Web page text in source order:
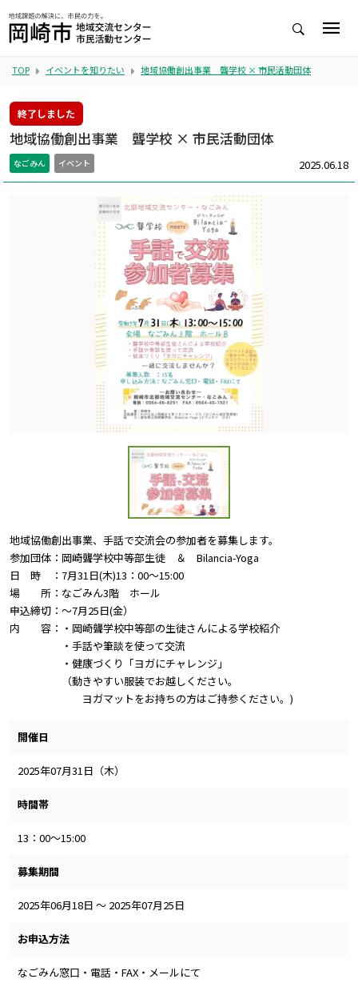
TOP イベントを知りたい 地域協働創出事業 聾学校 × 市民活動団体
終了しました
地域協働創出事業 聾学校 × 市民活動団体
なごみん イベント 2025.06.18
地域協働創出事業、手話で交流会の参加者を募集します。
参加団体：岡崎聾学校中等部生徒 ＆ Bilancia-Yoga
日 時 ：7月31日(木)13：00～15:00
場 所：なごみん3階 ホール
申込締切：～7月25日(金）
内 容：・岡崎聾学校中等部の生徒さんによる学校紹介
・手話や筆談を使って交流
・健康づくり「ヨガにチャレンジ」
（動きやすい服装でお越しください。
ヨガマットをお持ちの方はご持参ください。)
開催日
2025年07月31日（木）
時間帯
13：00～15:00
募集期間
2025年06月18日 ～ 2025年07月25日
お申込方法
なごみん窓口・電話・FAX・メールにて